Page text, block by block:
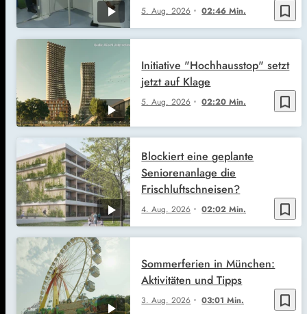
bookmark_border
5. Aug. 2026 02:46 Min.
bookmark_border
5. Aug. 2026 02:20 Min.
Initiative "Hochhausstop" setzt
jetzt auf Klage
bookmark_border
4. Aug. 2026 02:02 Min.
Blockiert eine geplante
Seniorenanlage die
Frischluftschneisen?
bookmark_border
3. Aug. 2026 03:01 Min.
Sommerferien in München:
Aktivitäten und Tipps